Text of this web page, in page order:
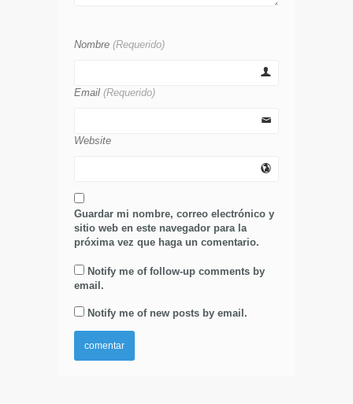
Nombre (Requerido)
Email (Requerido)
Website
Guardar mi nombre, correo electrónico y
sitio web en este navegador para la
próxima vez que haga un comentario.
Notify me of follow-up comments by
email.
Notify me of new posts by email.